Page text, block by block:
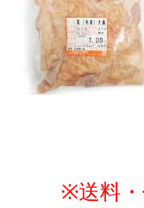
※送料